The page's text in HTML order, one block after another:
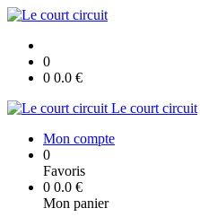
0
0 0.0 €
Le court circuit
Mon compte
0
Favoris
0 0.0 €
Mon panier